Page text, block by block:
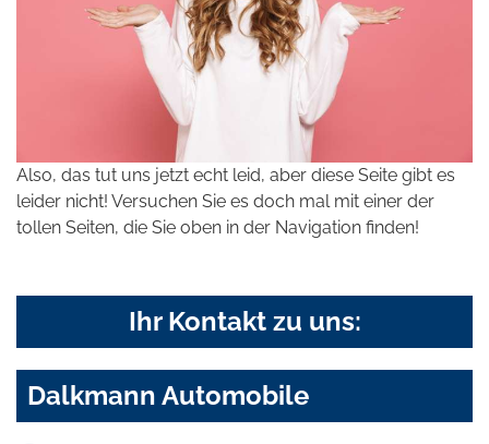
Also, das tut uns jetzt echt leid, aber diese Seite gibt es
leider nicht! Versuchen Sie es doch mal mit einer der
tollen Seiten, die Sie oben in der Navigation finden!
Ihr Kontakt zu uns:
Dalkmann Automobile